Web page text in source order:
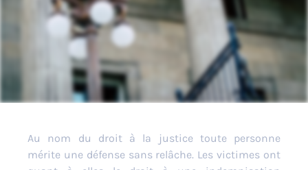
Au nom du droit à la justice toute personne
mérite une défense sans relâche. Les victimes ont